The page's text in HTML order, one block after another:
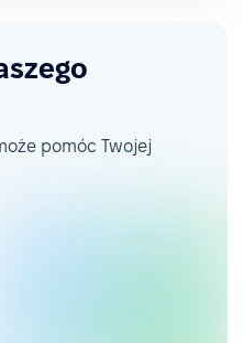
pomóc Twojej